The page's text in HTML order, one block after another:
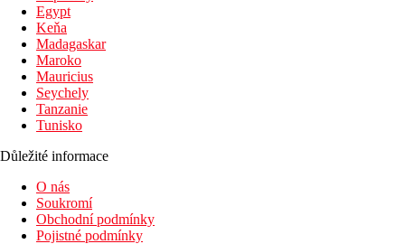
Slunečníky u bazénu
Fotogalerie
Egypt
Keňa
Madagaskar
Maroko
Mauricius
Seychely
Tanzanie
Tunisko
Důležité informace
O nás
Soukromí
Obchodní podmínky
Pojistné podmínky